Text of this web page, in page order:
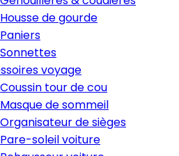
Housse de gourde
Paniers
Sonnettes
voyage
Coussin tour de cou
Masque de sommeil
Organisateur de sièges
Pare-soleil voiture